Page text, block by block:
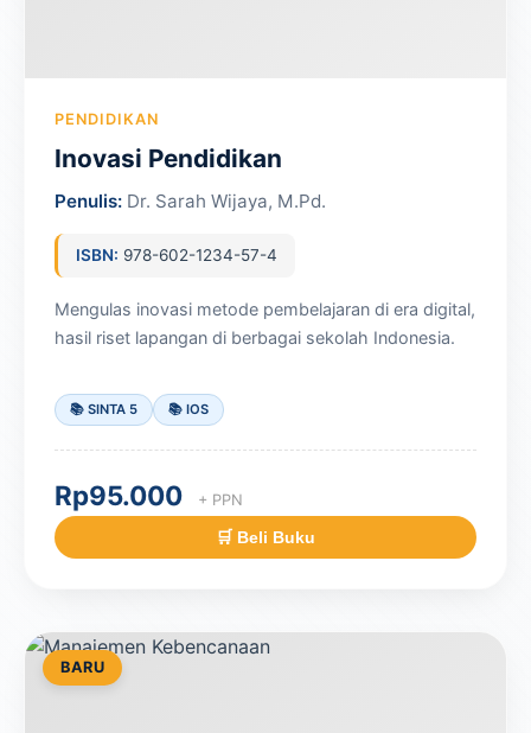
PENDIDIKAN
Inovasi Pendidikan
Penulis: Dr. Sarah Wijaya, M.Pd.
ISBN: 978-602-1234-57-4
Mengulas inovasi metode pembelajaran di era digital,
hasil riset lapangan di berbagai sekolah Indonesia.
📚 SINTA 5 📚 IOS
Rp95.000 + PPN
🛒 Beli Buku
BARU